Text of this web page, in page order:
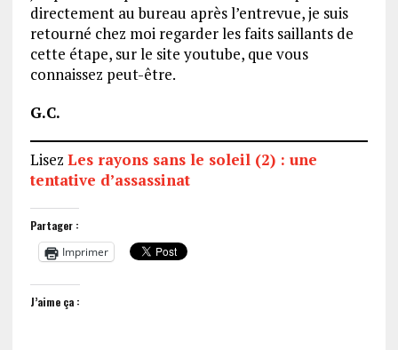
directement au bureau après l’entrevue, je suis
retourné chez moi regarder les faits saillants de
cette étape, sur le site youtube, que vous
connaissez peut-être.
G.C.
Lisez Les rayons sans le soleil (2) : une
tentative d’assassinat
Partager :
Imprimer
J’aime ça :